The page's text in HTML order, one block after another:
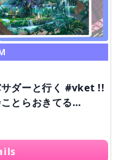
サダーと行く #vket !!
とらおきてる